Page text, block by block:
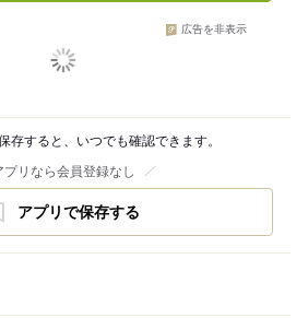
広告を非表示
存すると、いつでも確認できます。
プリなら会員登録なし
アプリで保存する